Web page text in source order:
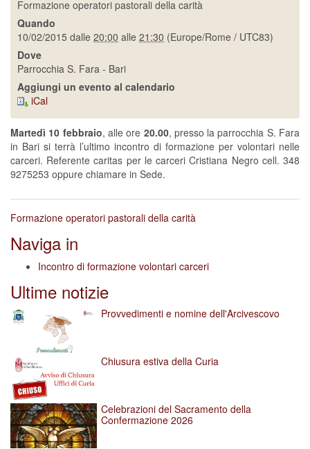
Formazione operatori pastorali della carità
Quando
10/02/2015 dalle 20:00 alle 21:30 (Europe/Rome / UTC83)
Dove
Parrocchia S. Fara - Bari
Aggiungi un evento al calendario
iCal
Martedì 10 febbraio, alle ore 20.00, presso la parrocchia S. Fara
in Bari si terrà l’ultimo incontro di formazione per volontari nelle
carceri. Referente caritas per le carceri Cristiana Negro cell. 348
9275253 oppure chiamare in Sede.
Formazione operatori pastorali della carità
Naviga in
Incontro di formazione volontari carceri
Ultime notizie
Provvedimenti e nomine dell'Arcivescovo
Chiusura estiva della Curia
Celebrazioni del Sacramento della
Confermazione 2026